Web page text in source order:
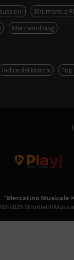
Strumenti a
Merchandising
Indice dei Marchi Top
"Mercatino Musicale
2025